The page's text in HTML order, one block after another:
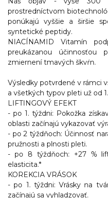
prostredníctvom
ponúkajú vyššie a širšie
syntetické peptidy.
NIACÍNAMID Vitamín
preukázanou
zmiernení tmavých škvŕn.
Výsledky potvrdené v rámci
a všetkých typov pleti už od
LIFTINGOVÝ EFEKT
- po 1. týždni: Pokožka
oblasti začínajú vykazovať
- po 2 týždňoch: Účinnosť
pružnosti a plnosti pleti.
- po 8 týždňoch: +27 %
elasticita.*
KOREKCIA VRÁSOK
- po 1. týždni: Vrásky na
začínajú sa vyhladzovať.